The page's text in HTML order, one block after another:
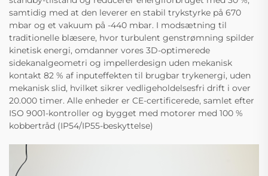
samtidig med at den leverer en stabil trykstyrke på 670
mbar og et vakuum på -440 mbar. I modsætning til
traditionelle blæsere, hvor turbulent genstrømning spilder
kinetisk energi, omdanner vores 3D-optimerede
sidekanalgeometri og impellerdesign uden mekanisk
kontakt 82 % af inputeffekten til brugbar trykenergi, uden
mekanisk slid, hvilket sikrer vedligeholdelsesfri drift i over
20.000 timer. Alle enheder er CE-certificerede, samlet efter
ISO 9001-kontroller og bygget med motorer med 100 %
kobbertråd (IP54/IP55-beskyttelse)